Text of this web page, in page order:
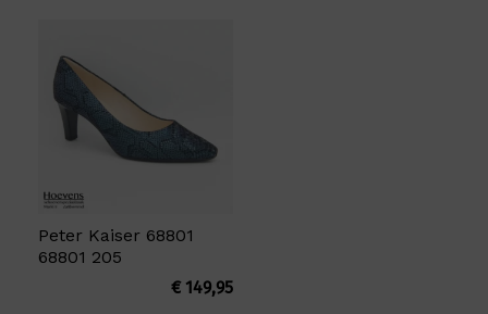
Peter Kaiser 68801
68801 205
€149,95